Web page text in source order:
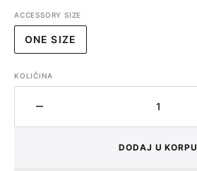
popustom
ACCESSORY SIZE
ONE SIZEVARIJANTA
ILI
NEDOSTUPNA
KOLIČINA
DODAJ U KORPU